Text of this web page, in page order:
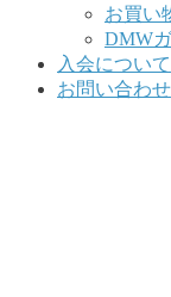
お買い
DMW
入会について
お問い合わせ